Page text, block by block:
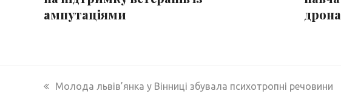
ампутаціями
previous
Молода львів’янка у Вінниці збувала психотропні речовини